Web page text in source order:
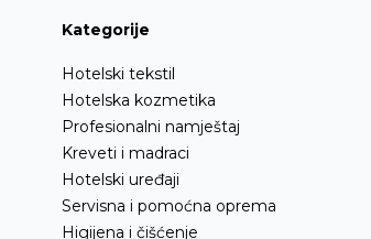
Kategorije
Hotelski tekstil
Hotelska kozmetika
Profesionalni namještaj
Kreveti i madraci
Hotelski uređaji
Servisna i pomoćna oprema
Higijena i čišćenje